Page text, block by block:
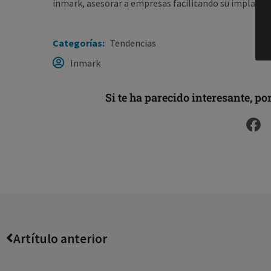
inmark, asesorar a empresas facilitando su
Categorías: Tendencias
Inmark
Si te ha parecido interesante,
Artítulo anterior